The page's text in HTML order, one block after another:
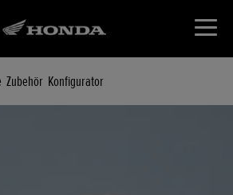
Zubehör Konfigurator